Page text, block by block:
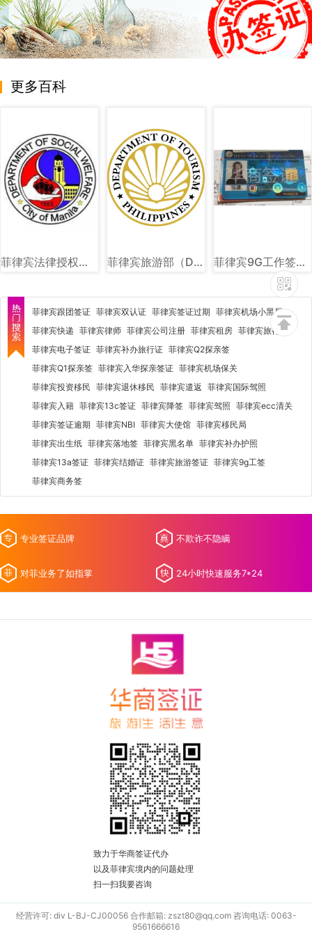
更多百科
菲律宾法律授权社会福利和发展部（DSWD）图文讲解 菲律宾旅游部（DOT）图文讲解 菲律宾9G工作签证样式图片讲解
菲律宾跟团签证 菲律宾双认证 菲律宾签证过期 菲律宾机场小黑屋
菲律宾快递 菲律宾律师 菲律宾公司注册 菲律宾租房 菲律宾旅行社
菲律宾电子签证 菲律宾补办旅行证 菲律宾Q2探亲签
菲律宾Q1探亲签 菲律宾入华探亲签证 菲律宾机场保关
菲律宾投资移民 菲律宾退休移民 菲律宾遣返
菲律宾国际驾照
菲律宾入籍 菲律宾13c签证 菲律宾降签 菲律宾驾照 菲律宾ecc清关
菲律宾签证逾期 菲律宾NBI 菲律宾大使馆 菲律宾移民局
菲律宾出生纸 菲律宾落地签 菲律宾黑名单 菲律宾补办护照
菲律宾13a签证 菲律宾结婚证 菲律宾旅游签证 菲律宾9g工签
菲律宾商务签
专业签证品牌 不欺诈不隐瞒
对菲业务了如指掌 24小时快速服务7*24
致力于华商签证代办
以及菲律宾境内的问题处理
扫一扫我要咨询
经营许可: div L-BJ-CJ00056 合作邮箱: zszt80@qq.com 咨询电话: 0063-
9561666616